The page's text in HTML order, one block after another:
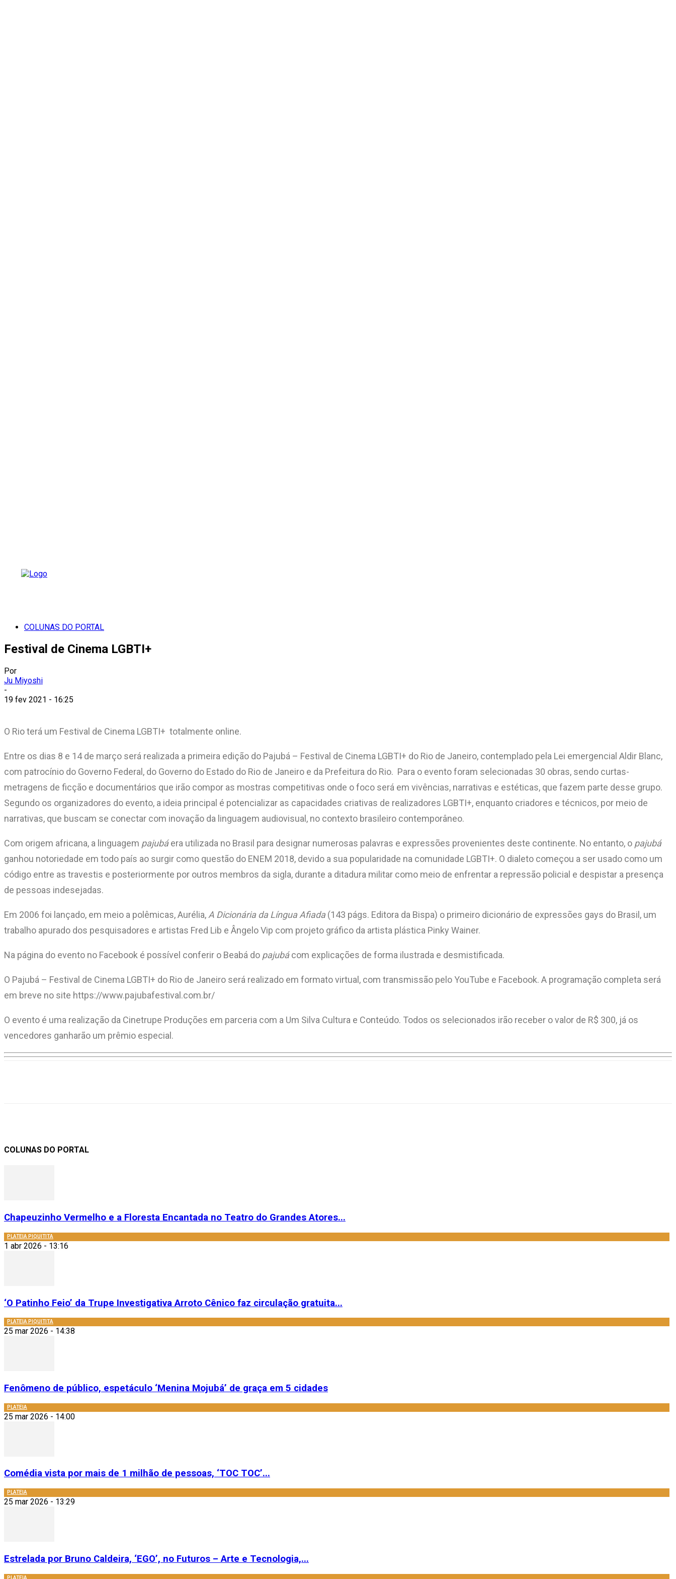
COLUNAS DO PORTAL
Festival de Cinema LGBTI+
Por
Ju Miyoshi
-
19 fev 2021 - 16:25
O Rio terá um Festival de Cinema LGBTI+ totalmente online.
Entre os dias 8 e 14 de março será realizada a primeira edição do Pajubá – Festival de Cinema LGBTI+ do Rio de Janeiro, contemplado pela Lei emergencial Aldir Blanc,
com patrocínio do Governo Federal, do Governo do Estado do Rio de Janeiro e da Prefeitura do Rio. Para o evento foram selecionadas 30 obras, sendo curtas-
metragens de ficção e documentários que irão compor as mostras competitivas onde o foco será em vivências, narrativas e estéticas, que fazem parte desse grupo.
Segundo os organizadores do evento, a ideia principal é potencializar as capacidades criativas de realizadores LGBTI+, enquanto criadores e técnicos, por meio de
narrativas, que buscam se conectar com inovação da linguagem audiovisual, no contexto brasileiro contemporâneo.
Com origem africana, a linguagem pajubáera utilizada no Brasil para designar numerosas palavras e expressões provenientes deste continente. No entanto, o pajubá
ganhou notoriedade em todo país ao surgir como questão do ENEM 2018, devido a sua popularidade na comunidade LGBTI+. O dialeto começou a ser usado como um
código entre as travestis e posteriormente por outros membros da sigla, durante a ditadura militar como meio de enfrentar a repressão policial e despistar a presença
de pessoas indesejadas.
Em 2006 foi lançado, em meio a polêmicas, Aurélia, A Dicionária da Língua Afiada(143 págs. Editora da Bispa) o primeiro dicionário de expressões gays do Brasil, um
trabalho apurado dos pesquisadores e artistas Fred Lib e Ângelo Vip com projeto gráfico da artista plástica Pinky Wainer.
Na página do evento no Facebook é possível conferir o Beabá do pajubácom explicações de forma ilustrada e desmistificada.
O Pajubá – Festival de Cinema LGBTI+ do Rio de Janeiro será realizado em formato virtual, com transmissão pelo YouTube e Facebook. A programação completa será
em breve no site https://www.pajubafestival.com.br/
O evento é uma realização da Cinetrupe Produções em parceria com a Um Silva Cultura e Conteúdo. Todos os selecionados irão receber o valor de R$ 300, já os
vencedores ganharão um prêmio especial.
COLUNAS DO PORTAL
Chapeuzinho Vermelho e a Floresta Encantada no Teatro do Grandes Atores...
PLATEIA PIQUITITA
1 abr 2026 - 13:16
‘O Patinho Feio’ da Trupe Investigativa Arroto Cênico faz circulação gratuita...
PLATEIA PIQUITITA
25 mar 2026 - 14:38
Fenômeno de público, espetáculo ‘Menina Mojubá’ de graça em 5 cidades
PLATEIA
25 mar 2026 - 14:00
Comédia vista por mais de 1 milhão de pessoas, ‘TOC TOC’...
PLATEIA
25 mar 2026 - 13:29
Estrelada por Bruno Caldeira, ‘EGO’, no Futuros – Arte e Tecnologia,...
PLATEIA